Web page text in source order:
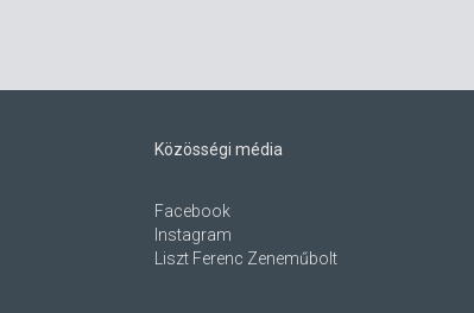
Közösségi média
Facebook
Instagram
Liszt Ferenc Zeneműbolt